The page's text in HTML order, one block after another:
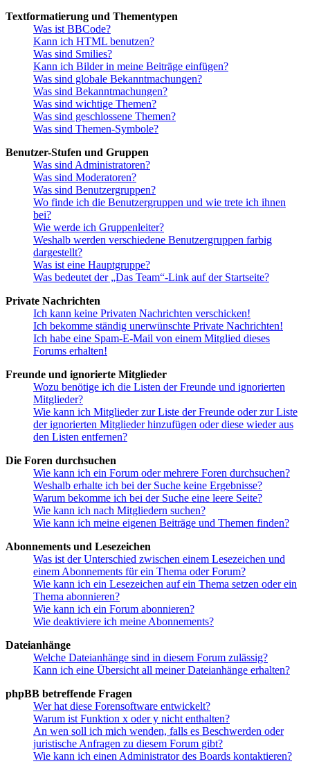
Textformatierung und Thementypen
Was ist BBCode?
Kann ich HTML benutzen?
Was sind Smilies?
Kann ich Bilder in meine Beiträge einfügen?
Was sind globale Bekanntmachungen?
Was sind Bekanntmachungen?
Was sind wichtige Themen?
Was sind geschlossene Themen?
Was sind Themen-Symbole?
Benutzer-Stufen und Gruppen
Was sind Administratoren?
Was sind Moderatoren?
Was sind Benutzergruppen?
Wo finde ich die Benutzergruppen und wie trete ich ihnen
bei?
Wie werde ich Gruppenleiter?
Weshalb werden verschiedene Benutzergruppen farbig
dargestellt?
Was ist eine Hauptgruppe?
Was bedeutet der „Das Team“-Link auf der Startseite?
Private Nachrichten
Ich kann keine Privaten Nachrichten verschicken!
Ich bekomme ständig unerwünschte Private Nachrichten!
Ich habe eine Spam-E-Mail von einem Mitglied dieses
Forums erhalten!
Freunde und ignorierte Mitglieder
Wozu benötige ich die Listen der Freunde und ignorierten
Mitglieder?
Wie kann ich Mitglieder zur Liste der Freunde oder zur Liste
der ignorierten Mitglieder hinzufügen oder diese wieder aus
den Listen entfernen?
Die Foren durchsuchen
Wie kann ich ein Forum oder mehrere Foren durchsuchen?
Weshalb erhalte ich bei der Suche keine Ergebnisse?
Warum bekomme ich bei der Suche eine leere Seite?
Wie kann ich nach Mitgliedern suchen?
Wie kann ich meine eigenen Beiträge und Themen finden?
Abonnements und Lesezeichen
Was ist der Unterschied zwischen einem Lesezeichen und
einem Abonnements für ein Thema oder Forum?
Wie kann ich ein Lesezeichen auf ein Thema setzen oder ein
Thema abonnieren?
Wie kann ich ein Forum abonnieren?
Wie deaktiviere ich meine Abonnements?
Dateianhänge
Welche Dateianhänge sind in diesem Forum zulässig?
Kann ich eine Übersicht all meiner Dateianhänge erhalten?
phpBB betreffende Fragen
Wer hat diese Forensoftware entwickelt?
Warum ist Funktion x oder y nicht enthalten?
An wen soll ich mich wenden, falls es Beschwerden oder
juristische Anfragen zu diesem Forum gibt?
Wie kann ich einen Administrator des Boards kontaktieren?